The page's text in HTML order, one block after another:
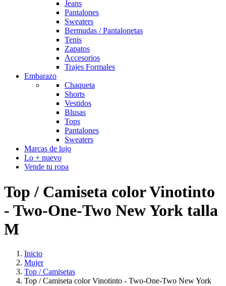
Jeans
Pantalones
Sweaters
Bermudas / Pantalonetas
Tenis
Zapatos
Accesorios
Trajes Formales
Embarazo
Chaqueta
Shorts
Vestidos
Blusas
Tops
Pantalones
Sweaters
Marcas de lujo
Lo + nuevo
Vende tu ropa
Top / Camiseta color Vinotinto
- Two-One-Two New York talla
M
Inicio
Mujer
Top / Camisetas
Top / Camiseta color Vinotinto - Two-One-Two New York